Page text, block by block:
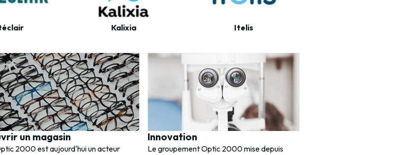
Kalixia Itelis
un magasin
2000 est aujourd'hui un acteur
Innovation
Le groupement Optic 2000 mise depuis